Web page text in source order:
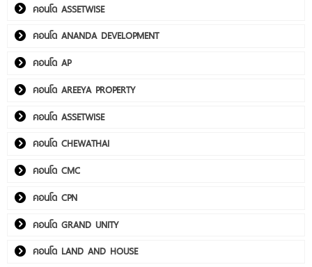
คอนโด ASSETWISE
คอนโด ANANDA DEVELOPMENT
คอนโด AP
คอนโด AREEYA PROPERTY
คอนโด ASSETWISE
คอนโด CHEWATHAI
คอนโด CMC
คอนโด CPN
คอนโด GRAND UNITY
คอนโด LAND AND HOUSE